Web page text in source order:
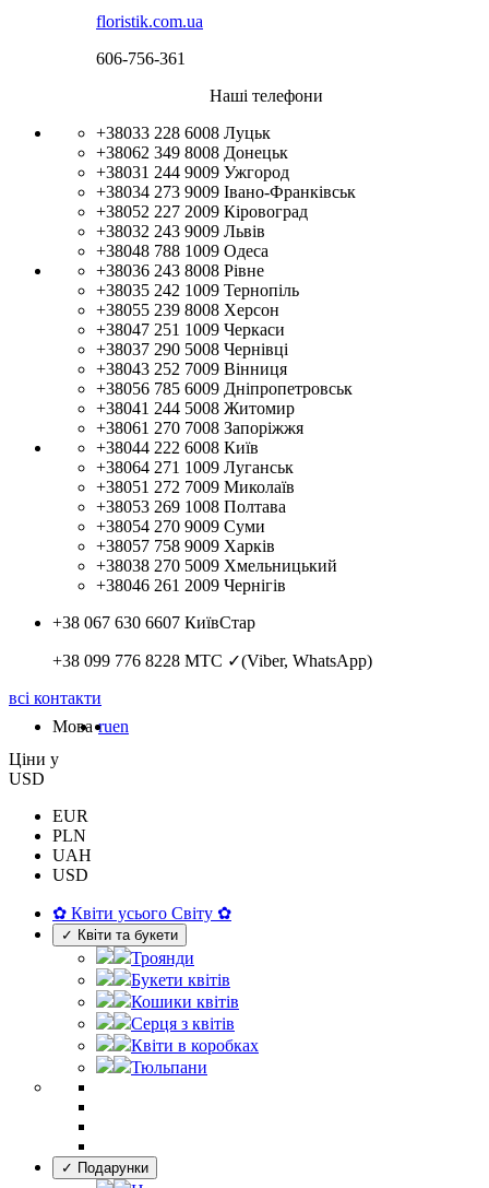
floristik.com.ua
606-756-361
Наші телефони
+38033 228 6008 Луцьк
+38062 349 8008 Донецьк
+38031 244 9009 Ужгород
+38034 273 9009 Івано-Франківськ
+38052 227 2009 Кіровоград
+38032 243 9009 Львів
+38048 788 1009 Одеса
+38036 243 8008 Рівне
+38035 242 1009 Тернопіль
+38055 239 8008 Херсон
+38047 251 1009 Черкаси
+38037 290 5008 Чернівці
+38043 252 7009 Вінниця
+38056 785 6009 Дніпропетровськ
+38041 244 5008 Житомир
+38061 270 7008 Запоріжжя
+38044 222 6008 Київ
+38064 271 1009 Луганськ
+38051 272 7009 Миколаїв
+38053 269 1008 Полтава
+38054 270 9009 Суми
+38057 758 9009 Харків
+38038 270 5009 Хмельницький
+38046 261 2009 Чернігів
+38 067 630 6607 КиївСтар
+38 099 776 8228 МТС ✓(Viber, WhatsApp)
всі контакти
Мова ruen
Цiни у
USD
EUR
PLN
UAH
USD
✿ Квіти усього Світу ✿
✓ Квіти та букети
Троянди
Букети квітів
Кошики квітів
Серця з квітів
Квіти в коробках
Тюльпани
✓ Подарунки